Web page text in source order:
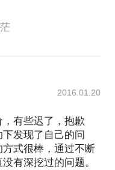
2016.01.20
有些迟了，抱歉
发现了自己的问
式很棒，通过不断
有深挖过的问题。